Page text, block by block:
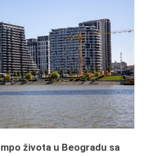
života u Beogradu sa